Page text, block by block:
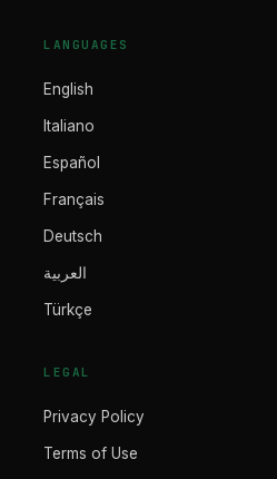
LANGUAGES
English
Italiano
Español
Français
Deutsch
العربية
Türkçe
LEGAL
Privacy Policy
Terms of Use